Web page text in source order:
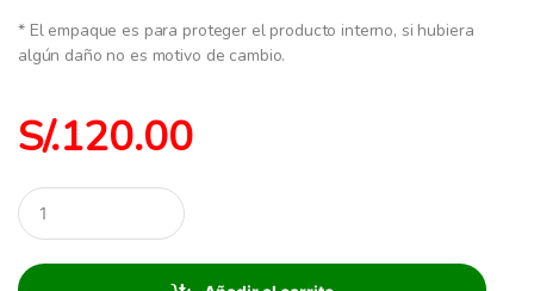
* El empaque es para proteger el producto interno, si hubiera
algún daño no es motivo de cambio.
S/.120.00
C
a
i